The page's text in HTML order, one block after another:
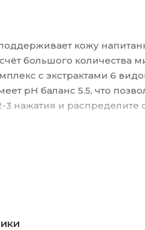
кожу
большого количества
с экстрактами 6
pH баланс 5.5, что
нажатия и распределите